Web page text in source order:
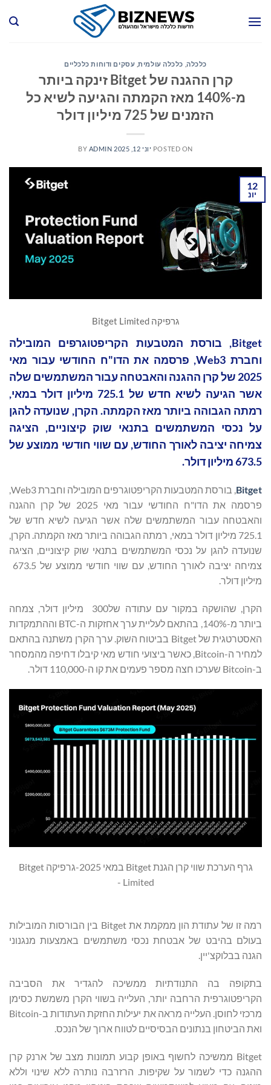
כלכלה, כלכלה עולמית, עסקים ודוחות כלכליים
קרן ההגנה של Bitget זינקה ביותר
מ-140% מאז הקמתה והגיעה לשיא כל
הזמנים של 725 מיליון דולר
POSTED ON יוני 12, 2025 BY ADMIN
12
יונ
גרפיקה Bitget Limited
Bitget, בורסת המטבעות הקריפטוגרפים המובילה
וחברת Web3, פרסמה את הדו"ח החודשי עבור מאי
2025 של קרן ההגנה והאבטחה עבור המשתמשים שלה
אשר הגיעה לשיא חדש של 725.1 מיליון דולר במאי,
רמתה הגבוהה ביותר מאז הקמתה. הקרן, שנועדה להגן
על נכסי המשתמשים בתנאי שוק קיצוניים, הציגה
צמיחה יציבה לאורך החודש, עם שווי חודשי ממוצע של
673.5 מיליון דולר.
Bitget
, בורסת המטבעות הקריפטוגרפים המובילה וחברת Web3,
פרסמה את הדו"ח החודשי עבור מאי 2025 של קרן ההגנה
והאבטחה עבור המשתמשים שלה אשר הגיעה לשיא חדש של
725.1 מיליון דולר במאי, רמתה הגבוהה ביותר מאז הקמתה. הקרן,
שנועדה להגן על נכסי המשתמשים בתנאי שוק קיצוניים, הציגה
מיליון דולר.
הקרן, שהושקה במקור עם עתודה של300 מיליון דולר, צמחה
ביותר מ-140%, בהתאם לעליית ערך אחזקות ה-BTC וההתמקדות
האסטרטגית של Bitget בביטוח השוק. ערך הקרן משתנה בהתאם
למחיר ה-Bitcoin, כאשר ביצועי חודש מאי קיבלו דחיפה מהמסחר
ב-Bitcoin שערכו חצה מספר פעמים את קו ה-110,000 דולר.
גרף הערכת שווי קרן הגנת Bitget במאי 2025-גרפיקה Bitget
Limited -
רמה זו של עתודת הון ממקמת את Bitget בין הבורסות המובילות
בעולם בהיבט של אבטחת נכסי משתמשים באמצעות מנגנוני
הגנה בבלוקצ'יין.
בתקופה בה התנודתיות ממשיכה להגדיר את הסביבה
הקריפטוגרפית הרחבה יותר, העלייה בשווי הקרן משמשת כסימן
מרכזי לחוסן. העלייה מראה את יעילות החזקת העתודות ב-Bitcoin
ואת הביטחון בנתונים הבסיסיים לטווח ארוך של הנכס.
Bitget ממשיכה לחשוף באופן קבוע תמונות מצב של ארנק קרן
ההגנה כדי לשמור על שקיפות. הרזרבה נותרה ללא שינוי וללא